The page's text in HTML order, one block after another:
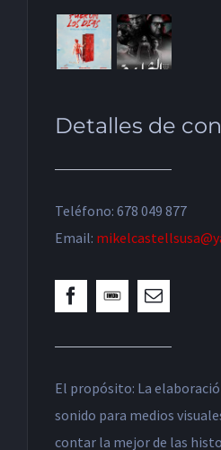
Detalles de
Teléfono: 678 049 877
Email:
El propósito: La
sonido para medios
contar la mejor de las